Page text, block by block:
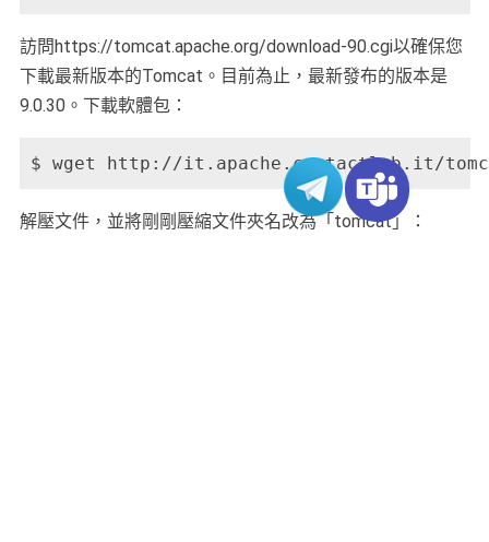
訪問https://tomcat.apache.org/download-90.cgi以確保您
下載最新版本的Tomcat。目前為止，最新發布的版本是
9.0.30。下載軟體包：
$ wget http://it.apache.contactlab.it/
解壓文件，並將剛剛壓縮文件夾名改為「tomcat」：